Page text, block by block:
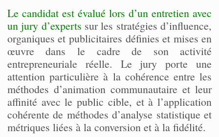
Le candidat est évalué lors d’un entretien avec
un jury d’experts sur les stratégies d’influence,
organiques et publicitaires définies et mises en
œuvre dans le cadre de son activité
entrepreneuriale réelle. Le jury porte une
attention particulière à la cohérence entre les
méthodes d’animation communautaire et leur
affinité avec le public cible, et à l’application
cohérente de méthodes d’analyse statistique et
métriques liées à la conversion et à la fidélité.